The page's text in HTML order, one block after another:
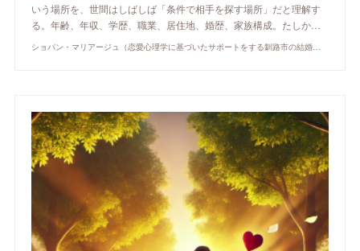
いう場所を、世間はしばしば「条件で相手を探す場所」だと理解す
る。年齢、年収、学歴、職業、居住地、婚歴、家族構成。たしか…